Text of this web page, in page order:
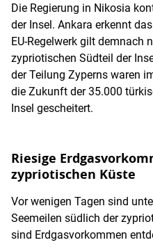
Die Regierung in Nikosia
der Insel. Ankara erkennt
EU-Regelwerk gilt demnach
zypriotischen Südteil der
der Teilung Zyperns waren
die Zukunft der 35.000
Insel gescheitert.
Riesige
zypriotischen Küste
Vor wenigen Tagen sind
Seemeilen südlich der
sind Erdgasvorkommen